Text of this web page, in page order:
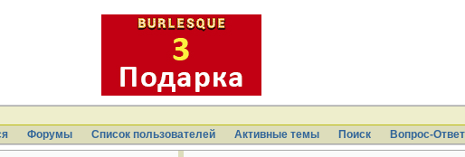
Форумы Список пользователей Активные темы Поиcк Вопрос-Ответ